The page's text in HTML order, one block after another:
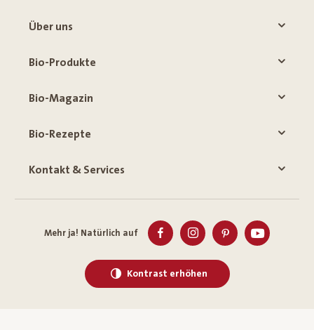
Über uns
Bio-Produkte
Bio-Magazin
Bio-Rezepte
Kontakt & Services
Mehr ja! Natürlich auf
Kontrast erhöhen